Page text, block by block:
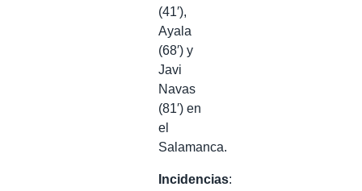
(41′),
Ayala
(68′) y
Javi
Navas
(81′) en
el
Salamanca.
Incidencias: